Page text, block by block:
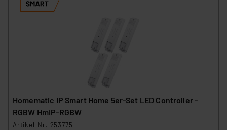
Homematic IP Smart Home 5er-Set LED Controller -
RGBW HmIP-RGBW
Artikel-Nr. 253775